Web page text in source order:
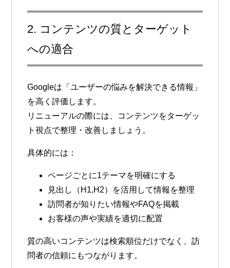
2. コンテンツの質とターゲット
への適合
Googleは「ユーザーの悩みを解決できる情報」
を高く評価します。
リニューアルの際には、 コンテンツをターゲッ
ト視点で整理・改善しましょう。
具体的には：
ページごとに1テーマを明確にする
見出し（H1,H2）を活用して情報を整理
訪問者が知りたい情報やFAQを掲載
お客様の声や実績を適切に配置
質の高いコンテンツは検索順位だけでなく、訪
問者の信頼にもつながります。